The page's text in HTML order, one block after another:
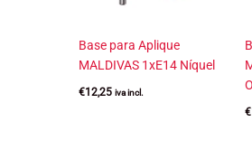
Base para Aplique
MALDIVAS 1xE14 Níquel
€12,25 iva incl.
€